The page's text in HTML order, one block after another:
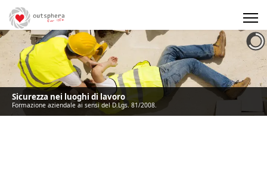
Sicurezza nei luoghi di lavoro
Formazione aziendale ai sensi del D.Lgs. 81/2008.